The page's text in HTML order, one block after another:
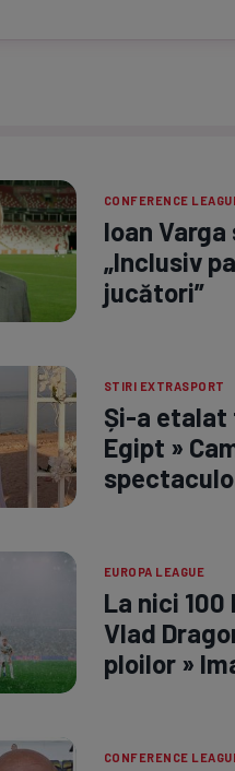
CONFERENCE
Ioan Varga
„Inclusiv
jucători”
STIRI EXTRASPORT
Și-a etalat
Egipt »
EUROPA LEAGUE
La nici
Vlad
ploilor »
CONFERENCE